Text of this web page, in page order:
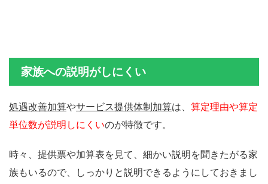
家族への説明がしにくい
処遇改善加算やサービス提供体制加算は、 算定理由や算定
単位数が説明しにくいのが特徴です。
時々、提供票や加算表を見て、細かい説明を聞きたがる家
族もいるので、しっかりと説明できるようにしておきまし